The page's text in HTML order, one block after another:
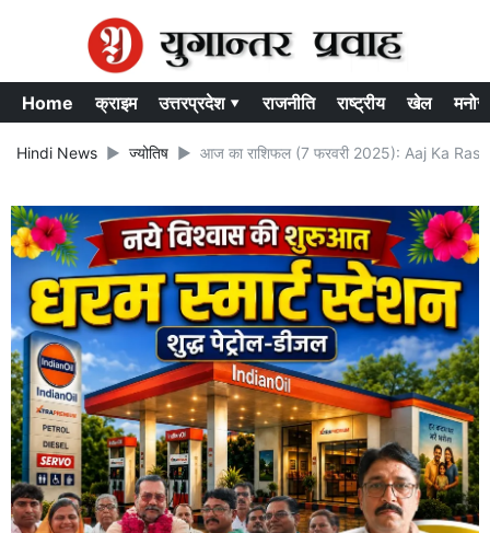
Home क्राइम उत्तरप्रदेश ▾ राजनीति राष्ट्रीय खेल
Hindi News ज्योतिष आज का राशिफल (7 फरवरी 2025): Aaj Ka